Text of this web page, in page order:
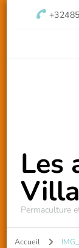
Les
Permaculture
Accueil